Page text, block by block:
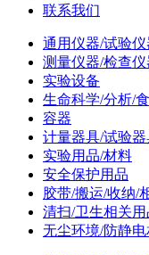
联系我们
通用仪器/试验
测量仪器/检查仪
实验设备
生命科学/分析/
容器
计量器具/试验
实验用品/材料
安全保护用品
胶带/搬运/收纳/
清扫/卫生相关用
无尘环境/防静